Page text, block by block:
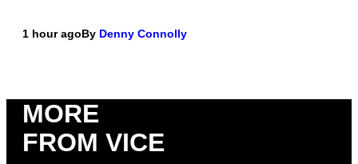
1 hour agoBy Denny Connolly
MORE
FROM VICE